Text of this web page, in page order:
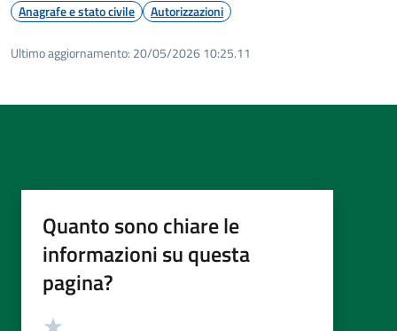
Anagrafe e stato civile Autorizzazioni
Ultimo aggiornamento: 20/05/2026 10:25.11
Quanto sono chiare le
informazioni su questa
pagina?
Valutazione